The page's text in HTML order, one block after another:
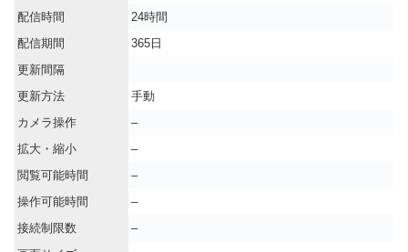
配信時間
24時間
配信期間
365日
更新間隔
更新方法
手動
カメラ操作
–
拡大・縮小
–
閲覧可能時間
–
操作可能時間
–
接続制限数
–